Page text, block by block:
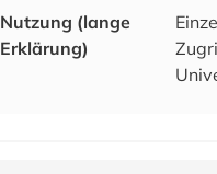
Nutzung (lange
Erklärung)